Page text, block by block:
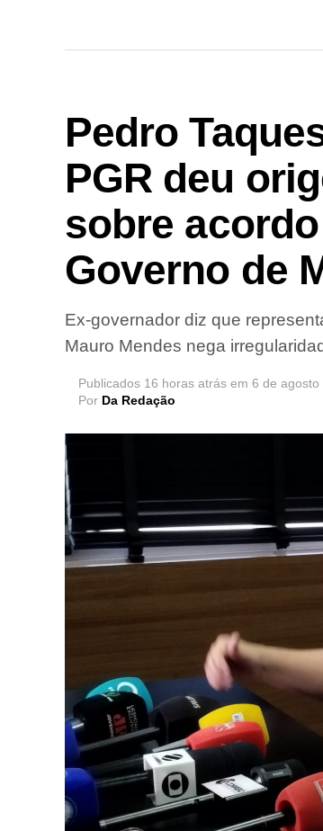
Pedro
PGR deu
sobre
Governo de
Ex-governador diz que
Mauro Mendes nega
Publicados 16 horas atrás em 6 de agosto
Por Da Redação